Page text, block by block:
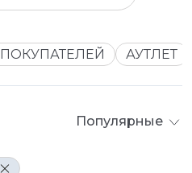
АУТЛЕТ
Популярные